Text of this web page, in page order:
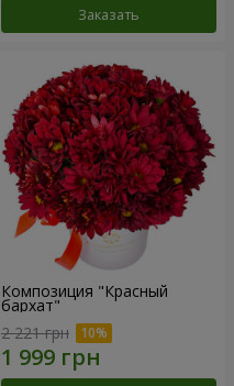
Заказать
Композиция "Красный
бархат"
2 221 грн